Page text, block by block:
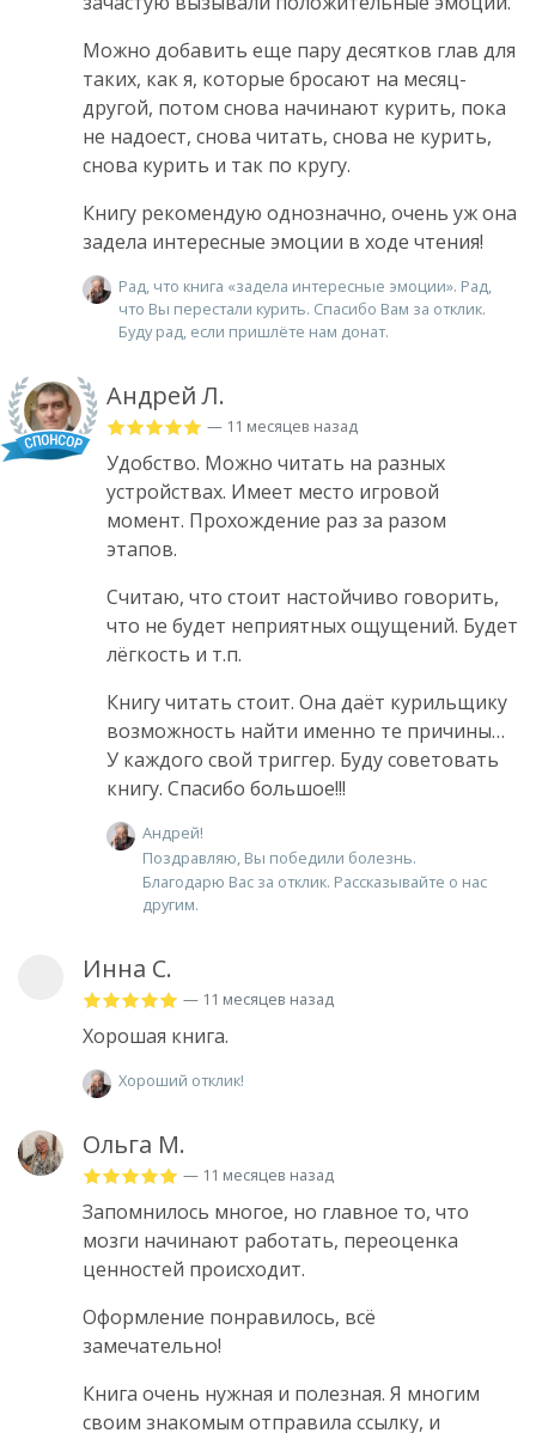
Можно добавить еще пару десятков глав для
таких, как я, которые бросают на месяц-
другой, потом снова начинают курить, пока
не надоест, снова читать, снова не курить,
снова курить и так по кругу.
Книгу рекомендую однозначно, очень уж она
задела интересные эмоции в ходе чтения!
Рад, что книга «задела интересные эмоции». Рад,
что Вы перестали курить. Спасибо Вам за отклик.
Буду рад, если пришлёте нам донат.
Андрей Л.
— 11 месяцев назад
Удобство. Можно читать на разных
устройствах. Имеет место игровой
момент. Прохождение раз за разом
этапов.
Считаю, что стоит настойчиво говорить,
что не будет неприятных ощущений. Будет
лёгкость и т.п.
Книгу читать стоит. Она даёт курильщику
возможность найти именно те причины…
У каждого свой триггер. Буду советовать
книгу. Спасибо большое!!!
Андрей!
Поздравляю, Вы победили болезнь.
Благодарю Вас за отклик. Рассказывайте о нас
другим.
Инна С.
— 11 месяцев назад
Хорошая книга.
Хороший отклик!
Ольга М.
— 11 месяцев назад
Запомнилось многое, но главное то, что
мозги начинают работать, переоценка
ценностей происходит.
Оформление понравилось, всё
замечательно!
Книга очень нужная и полезная. Я многим
своим знакомым отправила ссылку, и